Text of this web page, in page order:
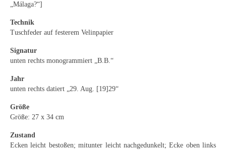
Weitere Künstler 1900-1945
Hermann Dieste
August Lange-Brock
„Málaga?“]
Technik
Tuschfeder auf festerem Velinpapier
Signatur
unten rechts monogrammiert „B.B.“
Jahr
unten rechts datiert „29. Aug. [19]29“
Größe
Größe: 27 x 34 cm
Zustand
Ecken leicht bestoßen; mitunter leicht nachgedunkelt; Ecke oben links